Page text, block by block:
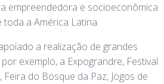
empreendedora e socioeconômica
a América Latina.
a realização de grandes
exemplo, a Expograndre, Festival
do Bosque da Paz, Jogos de